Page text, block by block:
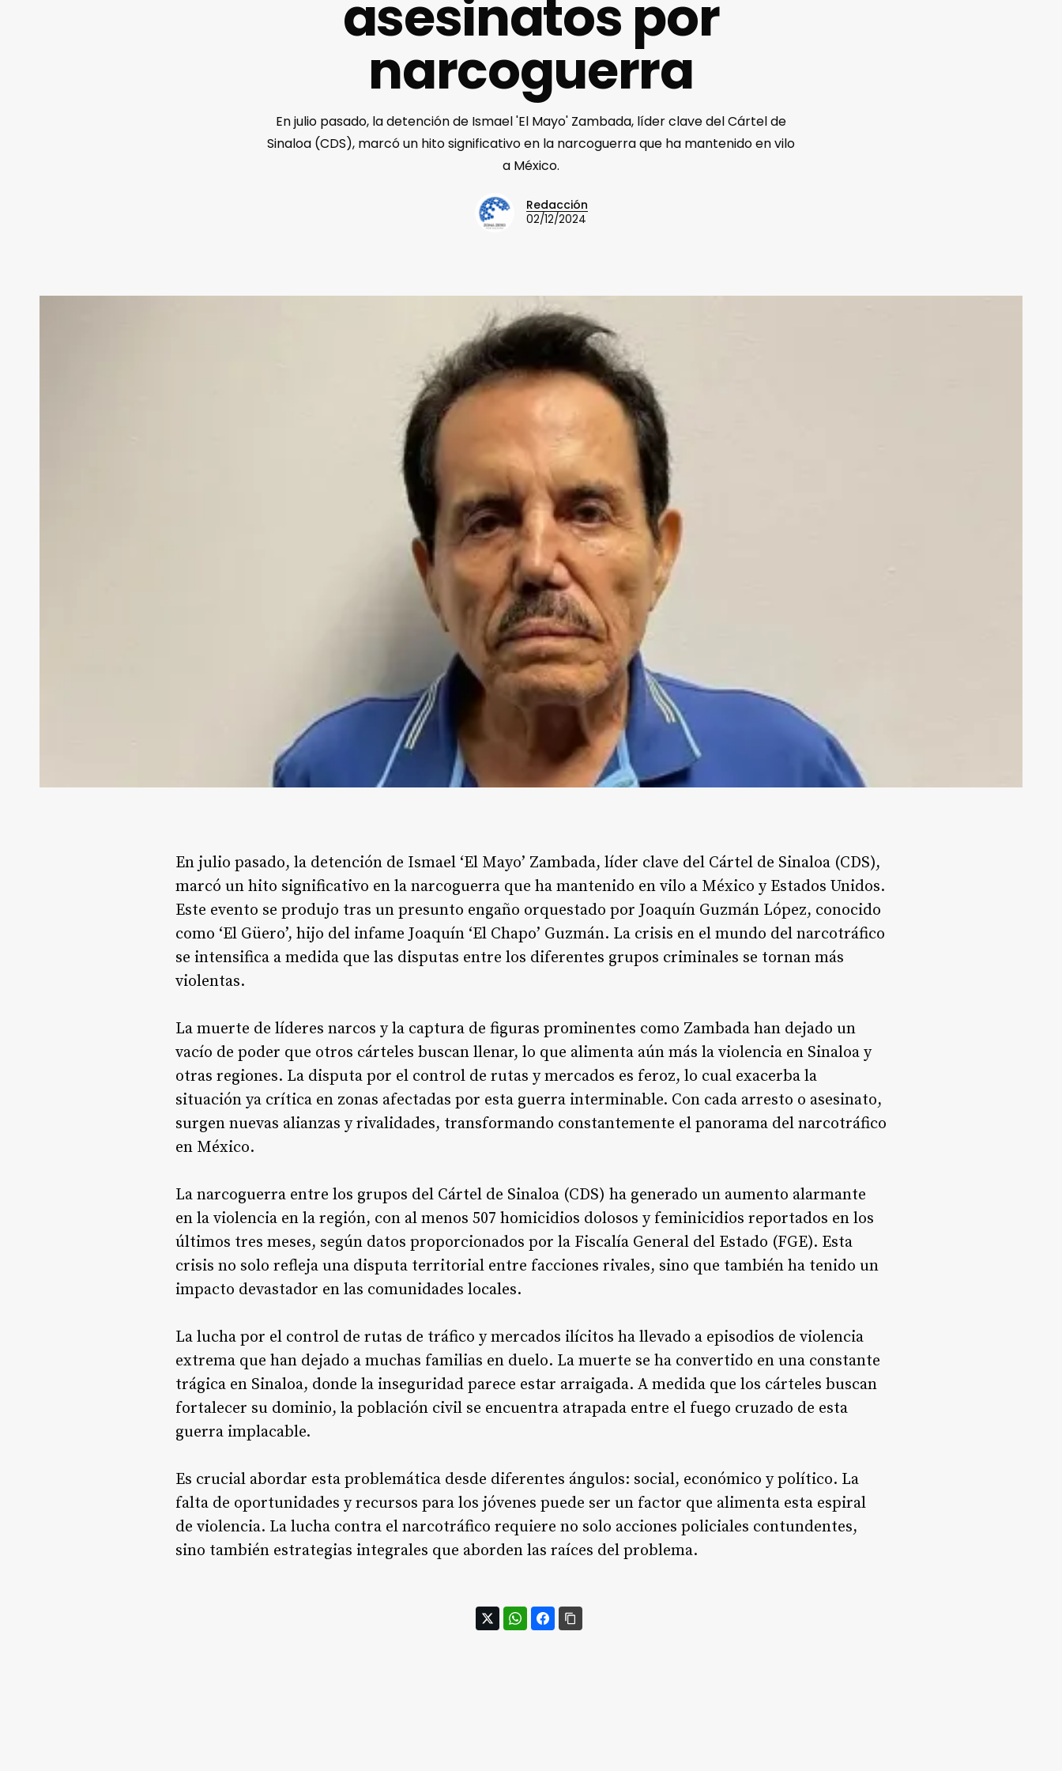
asesinatos por
narcoguerra
En julio pasado, la detención de Ismael 'El Mayo' Zambada, líder clave del Cártel de
Sinaloa (CDS), marcó un hito significativo en la narcoguerra que ha mantenido en vilo
a México.
Redacción
02/12/2024
En julio pasado, la detención de Ismael ‘El Mayo’ Zambada, líder clave del Cártel de Sinaloa (CDS),
marcó un hito significativo en la narcoguerra que ha mantenido en vilo a México y Estados Unidos.
Este evento se produjo tras un presunto engaño orquestado por Joaquín Guzmán López, conocido
como ‘El Güero’, hijo del infame Joaquín ‘El Chapo’ Guzmán. La crisis en el mundo del narcotráfico
se intensifica a medida que las disputas entre los diferentes grupos criminales se tornan más
violentas.
La muerte de líderes narcos y la captura de figuras prominentes como Zambada han dejado un
vacío de poder que otros cárteles buscan llenar, lo que alimenta aún más la violencia en Sinaloa y
otras regiones. La disputa por el control de rutas y mercados es feroz, lo cual exacerba la
situación ya crítica en zonas afectadas por esta guerra interminable. Con cada arresto o asesinato,
surgen nuevas alianzas y rivalidades, transformando constantemente el panorama del narcotráfico
en México.
La narcoguerra entre los grupos del Cártel de Sinaloa (CDS) ha generado un aumento alarmante
en la violencia en la región, con al menos 507 homicidios dolosos y feminicidios reportados en los
últimos tres meses, según datos proporcionados por la Fiscalía General del Estado (FGE). Esta
crisis no solo refleja una disputa territorial entre facciones rivales, sino que también ha tenido un
impacto devastador en las comunidades locales.
La lucha por el control de rutas de tráfico y mercados ilícitos ha llevado a episodios de violencia
extrema que han dejado a muchas familias en duelo. La muerte se ha convertido en una constante
trágica en Sinaloa, donde la inseguridad parece estar arraigada. A medida que los cárteles buscan
fortalecer su dominio, la población civil se encuentra atrapada entre el fuego cruzado de esta
guerra implacable.
Es crucial abordar esta problemática desde diferentes ángulos: social, económico y político. La
falta de oportunidades y recursos para los jóvenes puede ser un factor que alimenta esta espiral
de violencia. La lucha contra el narcotráfico requiere no solo acciones policiales contundentes,
sino también estrategias integrales que aborden las raíces del problema.